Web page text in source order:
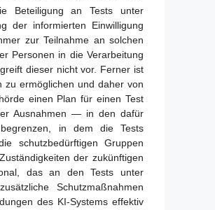
Beteiligung an Tests unter
der informierten Einwilligung
zur Teilnahme an solchen
Personen in die Verarbeitung
dieser nicht vor. Ferner ist
zu ermöglichen und daher von
einen Plan für einen Test
Ausnahmen — in den dafür
in dem die Tests
schutzbedürftigen Gruppen
der zukünftigen
das an den Tests unter
Schutzmaßnahmen
des KI-Systems effektiv